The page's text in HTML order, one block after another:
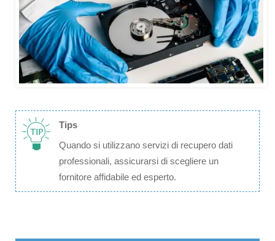
Tips
Quando si utilizzano servizi di recupero dati
professionali, assicurarsi di scegliere un
fornitore affidabile ed esperto.